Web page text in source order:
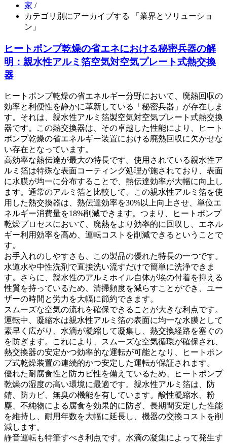
家 /
カテゴリ別にアーカイブする 「業界とソリューショ
ン」
ヒートポンプ乾燥の省エネにおける秘密兵器の解
明：親水性アルミ箔空気対空気プレート式熱交換
器
ヒートポンプ乾燥の省エネルギー分野において、廃熱回収の
効率と利便性を静かに革新している「秘密兵器」が存在しま
す。それは、親水性アルミ箔製空気対空気プレート式熱交換
器です。この熱交換器は、その卓越した性能により、ヒート
ポンプ乾燥の省エネルギー装置における廃熱回収に欠かせな
い存在となっています。
高効率な熱伝達が最大の特長です。使用されている親水性ア
ルミ箔は特殊な表面コーティング処理が施されており、表面
に水膜が均一に分布することで、熱伝達効率が大幅に向上し
ます。通常のアルミ箔と比較して、この親水性アルミ箔を使
用した熱交換器は、熱伝達効率を30%以上向上させ、単位エ
ネルギー消費量を18%削減できます。つまり、ヒートポンプ
乾燥プロセスにおいて、廃熱をより効率的に回収し、エネル
ギー利用効率を高め、運転コストを削減できるということで
す。
お手入れのしやすさも、この製品の優れた特長の一つです。
水道水や中性洗剤で直接洗い流すだけで簡単に洗浄できま
す。さらに、親水性のアルミホイル自体が埃の付着を抑える
性質を持っているため、清掃頻度を減らすことができ、ユー
ザーの時間と労力を大幅に節約できます。
スムーズな空気の流れを確保できることが大きな利点です。
運転中、凝縮水は親水性アルミ箔の表面に均一な水膜として
素早く広がり、水滴が凝縮して凝集し、熱交換経路を塞ぐの
を防ぎます。これにより、スムーズな空気循環が確保され、
熱交換器の安定かつ効率的な運転が可能となり、ヒートポン
プ式乾燥装置の連続的かつ安定した運転が保証されます。
優れた耐腐食性と防カビ性を備えているため、ヒートポンプ
乾燥の湿度の高い環境に最適です。親水性アルミ箔は、防
錆、防カビ、無臭の機能を有しています。酸性凝縮水、粉
塵、不純物による腐食を効果的に防ぎ、長期間安定した性能
を維持し、耐用年数を大幅に延長し、機器の交換コストを削
減します。
静音運転も特筆すべき利点です。水滴の凝集によって発生す